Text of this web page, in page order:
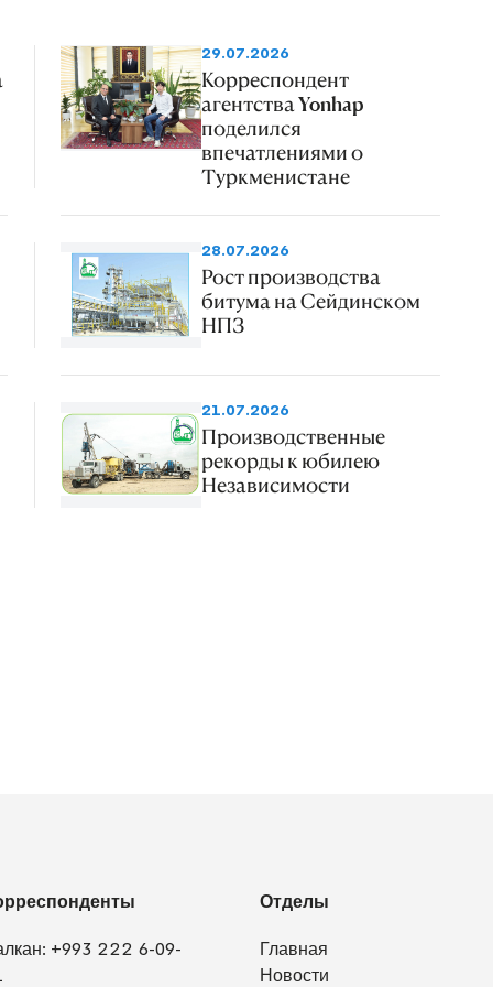
29.07.2026
Корреспондент
агентства Yonhap
поделился
впечатлениями о
Туркменистане
28.07.2026
Рост производства
битума на Сейдинском
НПЗ
21.07.2026
Производственные
рекорды к юбилею
Независимости
+993 222 6-09-
Отделы
Главная
Новости